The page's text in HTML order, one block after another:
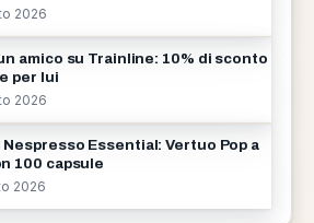
2026
amico su Trainline: 10% di sconto
per lui
2026
Nespresso Essential: Vertuo Pop a
100 capsule
2026